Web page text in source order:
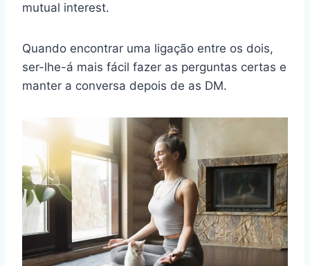
mutual interest.
Quando encontrar uma ligação entre os dois,
ser-lhe-á mais fácil fazer as perguntas certas e
manter a conversa depois de as DM.